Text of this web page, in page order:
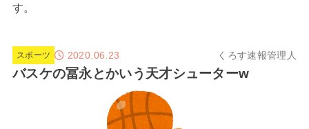
す。
スポーツ 2020.06.23 くろす速報管理人
バスケの冨永とかいう天才シューターw